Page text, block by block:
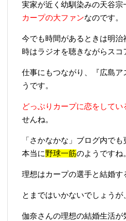
実家が近く幼馴染みの天谷
カープの大ファンなのです。
今でも時間があるときは明
時はラジオを聴きながらスコ
仕事にもつながり、『広島
うです。
どっぷりカープに恋をしてい
せんね。
「さかなかな」ブログ内で
本当に野球一筋のようですね
理想はカープの選手と結婚す
とまではいかないでしょうが
伽奈さんの理想の結婚生活が